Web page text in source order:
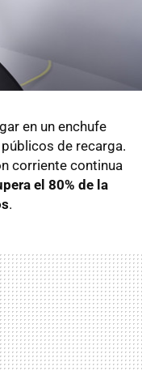
en un enchufe
de recarga.
corriente continua
el 80% de la
.